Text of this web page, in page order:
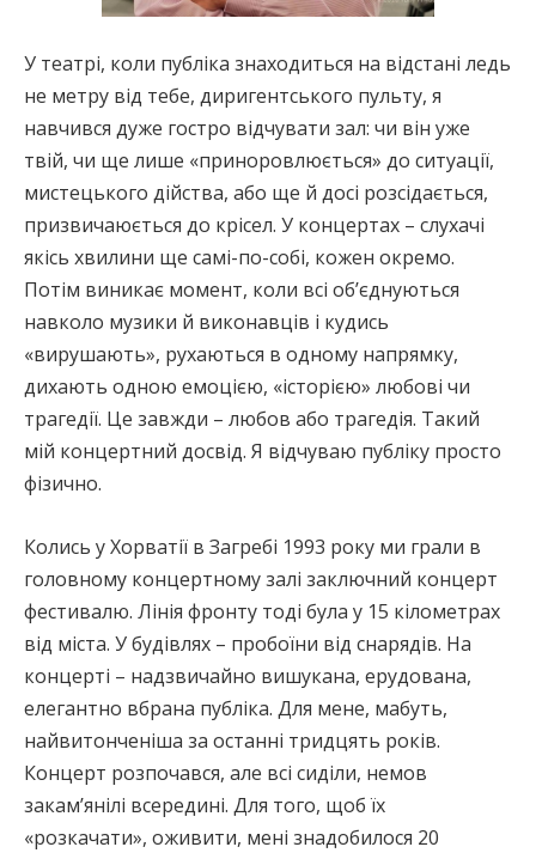
У театрі, коли публіка знаходиться на відстані ледь
не метру від тебе, диригентського пульту, я
навчився дуже гостро відчувати зал: чи він уже
твій, чи ще лише «приноровлюється» до ситуації,
мистецького дійства, або ще й досі розсідається,
призвичаюється до крісел. У концертах – слухачі
якісь хвилини ще самі-по-собі, кожен окремо.
Потім виникає момент, коли всі об’єднуються
навколо музики й виконавців і кудись
«вирушають», рухаються в одному напрямку,
дихають одною емоцією, «історією» любові чи
трагедії. Це завжди – любов або трагедія. Такий
мій концертний досвід. Я відчуваю публіку просто
фізично.
Колись у Хорватії в Загребі 1993 року ми грали в
головному концертному залі заключний концерт
фестивалю. Лінія фронту тоді була у 15 кілометрах
від міста. У будівлях – пробоїни від снарядів. На
концерті – надзвичайно вишукана, ерудована,
елегантно вбрана публіка. Для мене, мабуть,
найвитонченіша за останні тридцять років.
Концерт розпочався, але всі сиділи, немов
закам’янілі всередині. Для того, щоб їх
«розкачати», оживити, мені знадобилося 20